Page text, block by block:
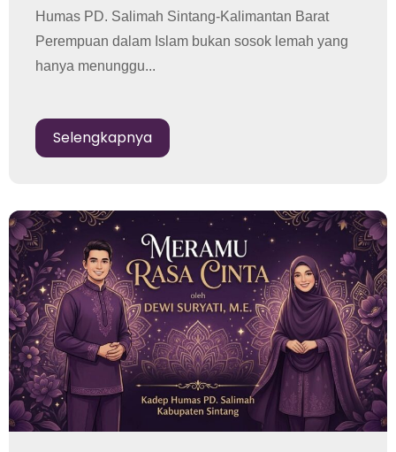
Humas PD. Salimah Sintang-Kalimantan Barat
Perempuan dalam Islam bukan sosok lemah yang
hanya menunggu...
Selengkapnya